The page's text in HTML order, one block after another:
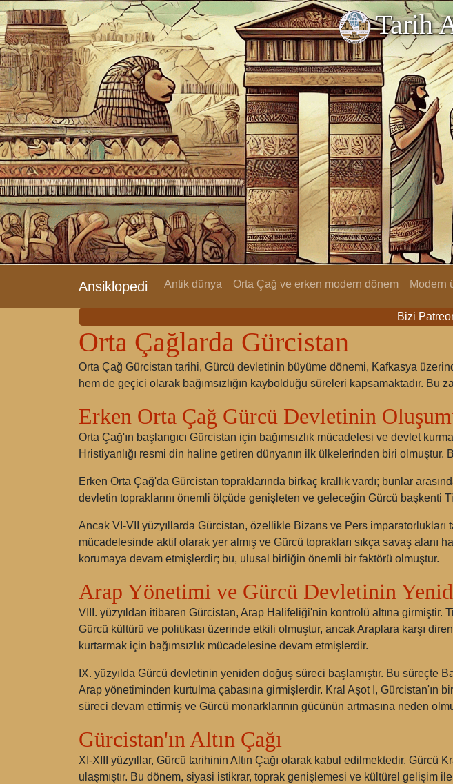
Tarih
Ansiklopedi Antik dünya Orta Çağ ve erken modern dönem Modern
Bizi
Orta Çağlarda Gürcistan
Orta Çağ Gürcistan tarihi, Gürcü devletinin büyüme dönemi, Kafkasya
hem de geçici olarak bağımsızlığın kaybolduğu süreleri kapsamaktadır.
Erken Orta Çağ Gürcü Devletinin
Orta Çağ'ın başlangıcı Gürcistan için bağımsızlık mücadelesi ve devlet
Hristiyanlığı resmi din haline getiren dünyanın ilk ülkelerinden biri
Erken Orta Çağ'da Gürcistan topraklarında birkaç krallık vardı; bunlar
devletin topraklarını önemli ölçüde genişleten ve geleceğin Gürcü başkenti
Ancak VI-VII yüzyıllarda Gürcistan, özellikle Bizans ve Pers imparatorlukları
mücadelesinde aktif olarak yer almış ve Gürcü toprakları sıkça savaş
korumaya devam etmişlerdir; bu, ulusal birliğin önemli bir faktörü olmuştur.
Arap Yönetimi ve Gürcü Devletinin
VIII. yüzyıldan itibaren Gürcistan, Arap Halifeliği'nin kontrolü altına
Gürcü kültürü ve politikası üzerinde etkili olmuştur, ancak Araplara karşı
kurtarmak için bağımsızlık mücadelesine devam etmişlerdir.
IX. yüzyılda Gürcü devletinin yeniden doğuş süreci başlamıştır. Bu süreçte
Arap yönetiminden kurtulma çabasına girmişlerdir. Kral Aşot I,
süreci devam ettirmiş ve Gürcü monarklarının gücünün artmasına neden
Gürcistan'ın Altın Çağı
XI-XIII yüzyıllar, Gürcü tarihinin Altın Çağı olarak kabul edilmektedir. Gürcü
ulaşmıştır. Bu dönem, siyasi istikrar, toprak genişlemesi ve kültürel gelişim